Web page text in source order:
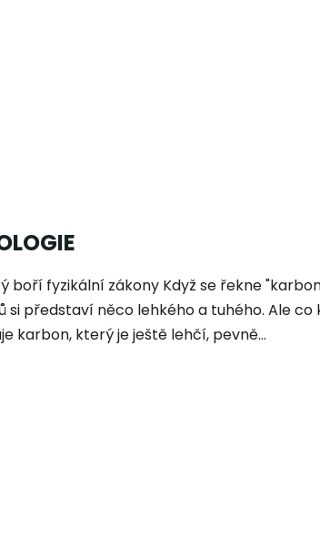
boří fyzikální zákony Když se řekne
si představí něco lehkého a tuhého. Ale co
karbon, který je ještě lehčí, pevně...